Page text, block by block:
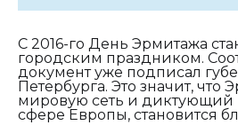
С 2016-го День Эрмитажа
городским праздником.
документ уже подписал
Петербурга. Это значит,
мировую сеть и диктующий
сфере Европы, становится